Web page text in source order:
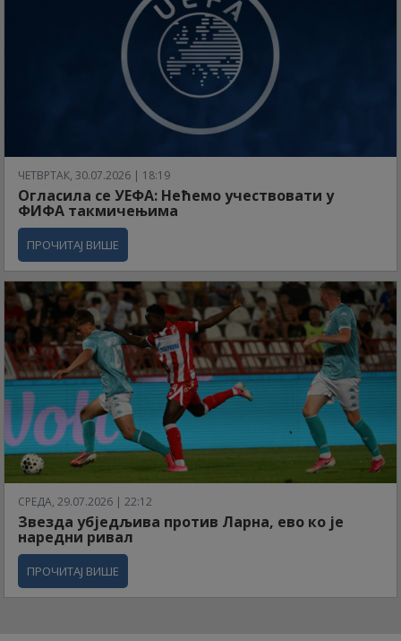
ЧЕТВРТАК, 30.07.2026 | 18:19
Огласила се УЕФА: Нећемо учествовати у
ФИФА такмичењима
ПРОЧИТАЈ ВИШЕ
СРЕДА, 29.07.2026 | 22:12
Звезда убједљива против Ларна, ево ко је
наредни ривал
ПРОЧИТАЈ ВИШЕ